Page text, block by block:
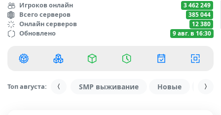
Игроков онлайн 3 462 249
Всего серверов 385 044
Онлайн серверов 12 380
Обновлено 9 авг. в 16:30
Топ августа: SMP выживание Новые С